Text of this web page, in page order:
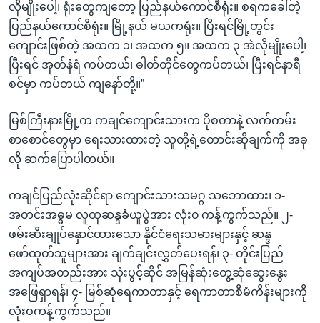
ကျော်
ရန်
လိုမျိုးပေါ့၊ ရုံးတွေကျတော့ ပြည်နယ်ကောင်စီရုံး။ စရကခေါ်တဲ့
ပြည်နယ်ကောင်စီရုံး။ မြို့နယ် မယကရုံး။ ပြီးရင်မြို့တွင်း
ကျောင်းဖြစ်တဲ့ အထက ၁၊ အထက ၅။ အထက ၃ အဲလိုမျိုးပေါ့၊
ပြီးရင် အုတ်နံရံ ကပ်တယ်၊ ဓါတ်တိုင်တွေကပ်တယ်၊ ပြီးရင်နာရီ
စင်မှာ ကပ်တယ် ကျနော်တို့။”
မြစ်ကြီးနားမြို့က ကချင်ကျောင်းသားက ပိုစတာနဲ့ လက်ကမ်း
စာစောင်တွေမှာ ရေးသားထားတဲ့ သူတို့ရဲ့တောင်းဆိုချက်ကို အခု
လို ဆက်ပြောပါတယ်။
ကချင်ပြည်လုံးဆိုင်ရာ ကျောင်းသားသမဂ္ဂ သဘောထား၊ ၁-
အတင်းအဓ္ဓမ လူထုဆန္ဒခံယူပွဲအား လုံး၀ ကန့်ကွက်သည်။ ၂-
ဖမ်းဆီးချုပ်နှောင်ထားသော နိုင်ငံရေးသမားများနှင့် ဆန္ဒ
ဖော်ထုတ်သူများအား ချက်ချင်းလွှတ်ပေးရန်၊ ၃- တိုင်းပြည်
အကျပ်အတည်းအား သုံးပွင့်ဆိုင် အမြန်ဆုံးတွေ့ဆုံဆွေးနွေး
အဖြေရှာရန်၊ ၄- မြစ်ဆုံရေကာတာနှင့် ရေကာတာစီမံကိန်းများကို
လုံးဝကန့်ကွက်သည်။